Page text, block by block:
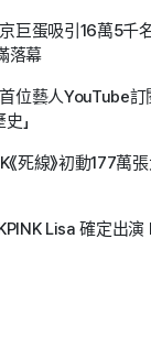
巨蛋吸引16萬5千
落幕
位藝人YouTube訂
」
《死線》初動177萬
Lisa 確定出